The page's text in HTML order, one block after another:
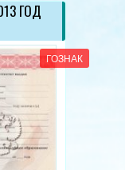
ГОДА
ГОЗНАК